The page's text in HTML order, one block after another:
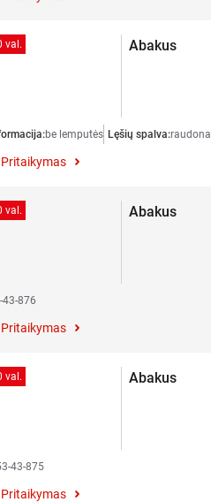
val. Abakus
be lemputės Lęšių spalva:raudona
Pritaikymas
val. Abakus
43-876
Pritaikymas
val. Abakus
43-875
Pritaikymas